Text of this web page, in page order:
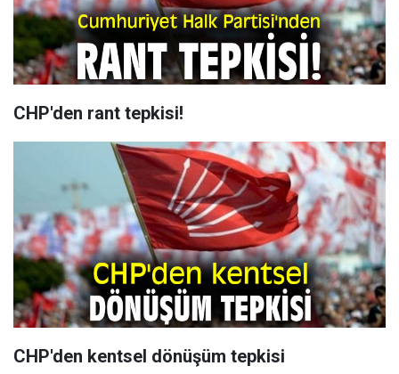
CHP'den rant tepkisi!
CHP'den kentsel dönüşüm tepkisi